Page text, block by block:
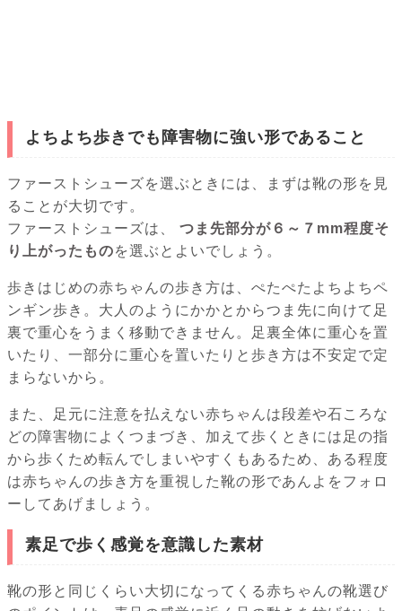
よちよち歩きでも障害物に強い形であること
ファーストシューズを選ぶときには、まずは靴の形を見
ることが大切です。
ファーストシューズは、
つま先部分が６～７mm程度そ
り上がったものを選ぶとよいでしょう。
歩きはじめの赤ちゃんの歩き方は、ぺたぺたよちよちペ
ンギン歩き。大人のようにかかとからつま先に向けて足
裏で重心をうまく移動できません。足裏全体に重心を置
いたり、一部分に重心を置いたりと歩き方は不安定で定
まらないから。
また、足元に注意を払えない赤ちゃんは段差や石ころな
どの障害物によくつまづき、加えて歩くときには足の指
から歩くため転んでしまいやすくもあるため、ある程度
は赤ちゃんの歩き方を重視した靴の形であんよをフォロ
ーしてあげましょう。
素足で歩く感覚を意識した素材
靴の形と同じくらい大切になってくる赤ちゃんの靴選び